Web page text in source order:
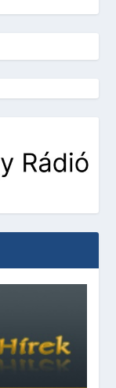
Vörösmarty Rádió